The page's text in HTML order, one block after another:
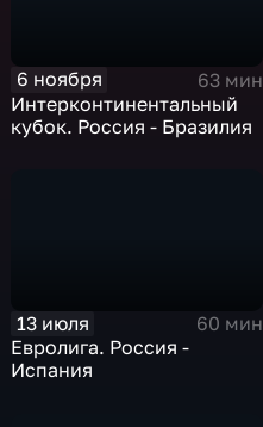
6 ноября
63 мин
Интерконтинентальный
кубок. Россия - Бразилия
13 июля
60 мин
Евролига. Россия -
Испания